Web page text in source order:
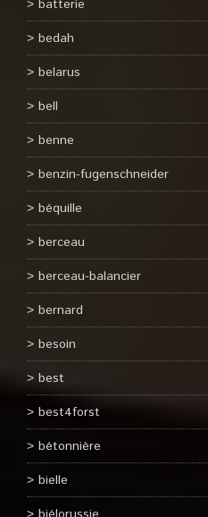
batterie
bedah
belarus
bell
benne
benzin-fugenschneider
béquille
berceau
berceau-balancier
bernard
besoin
best
best4forst
bétonnière
bielle